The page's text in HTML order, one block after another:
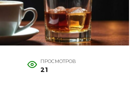
ПРОСМОТРОВ
21